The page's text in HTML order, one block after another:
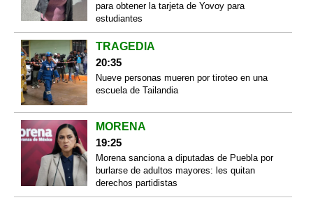
para obtener la tarjeta de Yovoy para
estudiantes
TRAGEDIA
20:35
Nueve personas mueren por tiroteo en una
escuela de Tailandia
MORENA
19:25
Morena sanciona a diputadas de Puebla por
burlarse de adultos mayores: les quitan
derechos partidistas